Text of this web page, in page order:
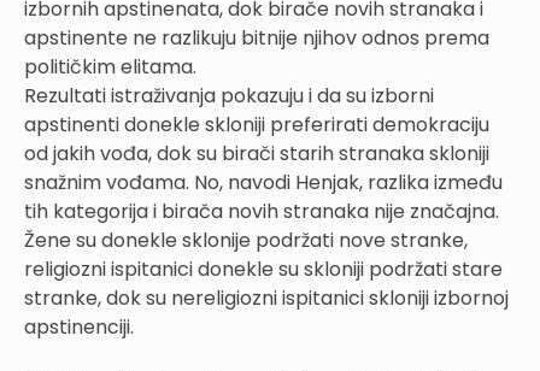
izbornih apstinenata, dok birače novih stranaka i
apstinente ne razlikuju bitnije njihov odnos prema
političkim elitama.
Rezultati istraživanja pokazuju i da su izborni
apstinenti donekle skloniji preferirati demokraciju
od jakih vođa, dok su birači starih stranaka skloniji
snažnim vođama. No, navodi Henjak, razlika između
tih kategorija i birača novih stranaka nije značajna.
Žene su donekle sklonije podržati nove stranke,
religiozni ispitanici donekle su skloniji podržati stare
stranke, dok su nereligiozni ispitanici skloniji izbornoj
apstinenciji.